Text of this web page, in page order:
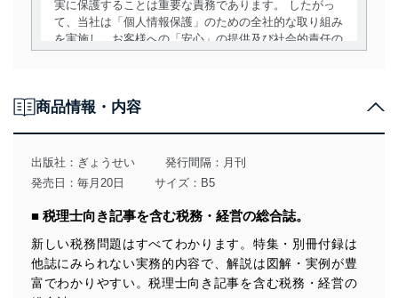
実に保護することは重要な責務であります。 したがっ
て、当社は「個人情報保護」のための全社的な取り組み
を実施し、お客様への「安心」の提供及び社会的責任の
用目的を明確にし、本人の同意を得たうえで利用目的の
達成に必要な範囲内で適法かつ公正な手段によって取
得・利用・提供を行います。また、当社が保有している
個人情報は、同意を得ずに目的外利用、第三者への提
みを確実にするため、従業者等の教育を徹底してまいり
ます。また、目的外利用を行わないために、適切な管理
措置を講じます。
法令遵守
商品情報・内容
出版社： ぎょうせい
発行間隔：月刊
発売日：毎月20日
サイズ：B5
■ 税理士向き記事を含む税務・経営の総合誌。
新しい税務問題はすべてわかります。特集・別冊付録は
他誌にみられない実務的内容で、解説は図解・実例が豊
富でわかりやすい。税理士向き記事を含む税務・経営の